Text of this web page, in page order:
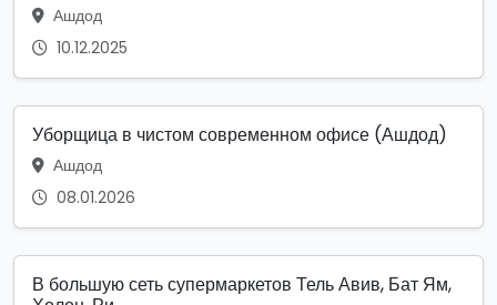
Ашдод
10.12.2025
Уборщица в чистом современном офисе (Ашдод)
Ашдод
08.01.2026
В большую сеть супермаркетов Тель Авив, Бат Ям,